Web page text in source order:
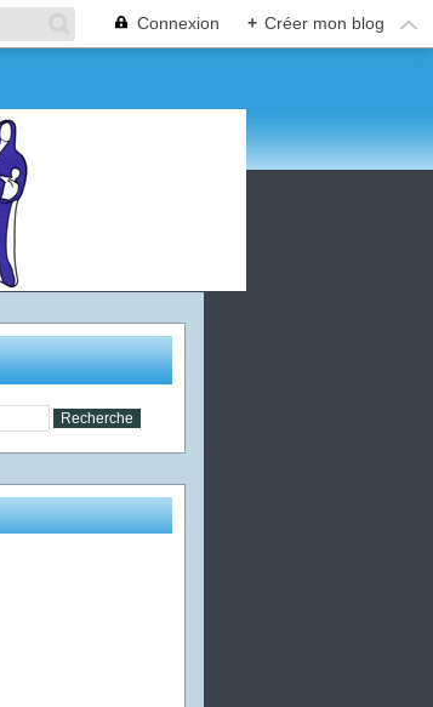
Connexion + Créer mon blog